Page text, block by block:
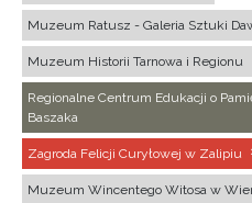
Muzeum Ratusz - Galeria Sztuki
Muzeum Historii Tarnowa i Regionu
Regionalne Centrum Edukacji o
Baszaka
Zagroda Felicji Curyłowej w Zalipiu
Muzeum Wincentego Witosa w